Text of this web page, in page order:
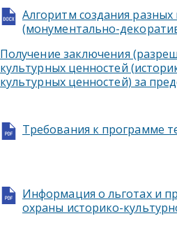
Алгоритм создания
(монументально-
Получение заключения
культурных ценностей
культурных ценностей) за
Требования к программе
Информация о льготах и
охраны историко-